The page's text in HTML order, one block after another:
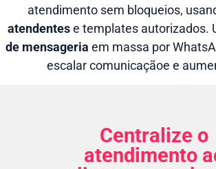
atendimento sem bloqueios,
atendentese templates autorizados.
de mensageria em massa por
escalar comunicaçãoe e
Centralize o
atendimento